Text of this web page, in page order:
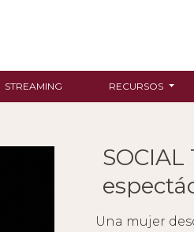
STREAMING RECURSOS
SOCIAL
Una mujer